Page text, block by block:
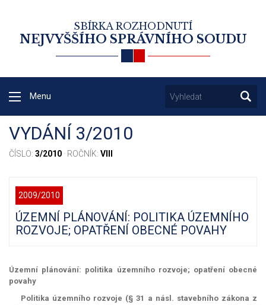
SBÍRKA ROZHODNUTÍ
NEJVYŠŠÍHO SPRÁVNÍHO SOUDU
Menu
VYDÁNÍ 3/2010
ČÍSLO: 3/2010 · ROČNÍK: VIII
2009/2010
ÚZEMNÍ PLÁNOVÁNÍ: POLITIKA ÚZEMNÍHO
ROZVOJE; OPATŘENÍ OBECNÉ POVAHY
Územní plánování: politika územního rozvoje; opatření obecné
povahy
Politika územního rozvoje (§ 31 a násl. stavebního zákona z